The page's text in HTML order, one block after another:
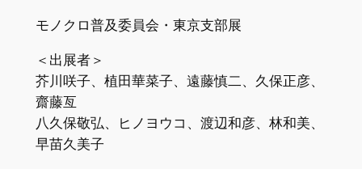
モノクロ普及委員会・東京支部展
＜出展者＞
芥川咲子、植田華菜子、遠藤慎二、久保正彦、
齋藤亙
八久保敬弘、ヒノヨウコ、渡辺和彦、林和美、
早苗久美子